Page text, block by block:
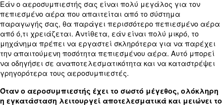
Βελτιωμένη απόδοση συστήματος
Υπάρχουν διάφοροι τρόποι βελτίωσης της
συστήματος πεπιεσμένου αέρα, όπως η χρήση
αποδοτικών αεροσυμπιεστών, η διατήρηση του
φιλτραρίσματος αέρα και η διασφάλιση του
μεγέθους του συστήματος για την εφαρμογή.
μπορούν να συμβάλλουν στη μείωση της